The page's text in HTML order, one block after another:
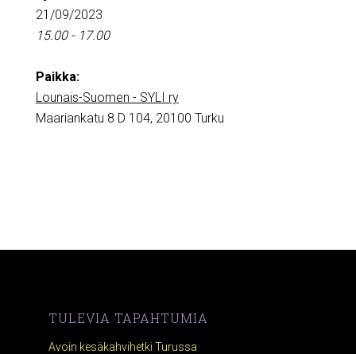
21/09/2023
15.00 - 17.00
Paikka:
Lounais-Suomen - SYLI ry
Maariankatu 8 D 104, 20100 Turku
TULEVIA TAPAHTUMIA
Avoin kesäkahvihetki Turussa